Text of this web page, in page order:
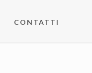
CONTATTI